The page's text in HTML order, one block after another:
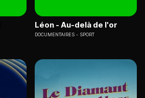
Léon - Au-delà de l'or
DOCUMENTAIRES SPORT